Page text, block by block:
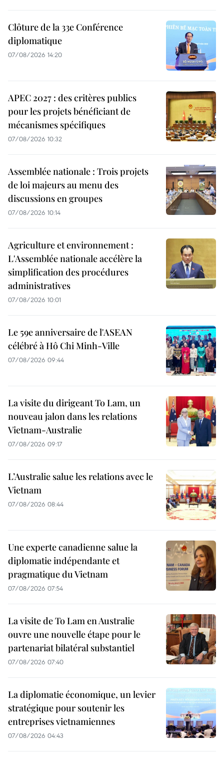
Clôture de la 33e Conférence
diplomatique
07/08/2026 14:20
APEC 2027 : des critères publics
pour les projets bénéficiant de
mécanismes spécifiques
07/08/2026 10:32
Assemblée nationale : Trois projets
de loi majeurs au menu des
discussions en groupes
07/08/2026 10:14
Agriculture et environnement :
L'Assemblée nationale accélère la
simplification des procédures
administratives
07/08/2026 10:01
Le 59e anniversaire de l'ASEAN
célébré à Hô Chi Minh-Ville
07/08/2026 09:44
La visite du dirigeant To Lam, un
nouveau jalon dans les relations
Vietnam-Australie
07/08/2026 09:17
L’Australie salue les relations avec le
Vietnam
07/08/2026 08:44
Une experte canadienne salue la
diplomatie indépendante et
pragmatique du Vietnam
07/08/2026 07:54
La visite de To Lam en Australie
ouvre une nouvelle étape pour le
partenariat bilatéral substantiel
07/08/2026 07:40
La diplomatie économique, un levier
stratégique pour soutenir les
entreprises vietnamiennes
07/08/2026 04:43